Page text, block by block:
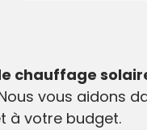
chauffage
vous aidons
à votre budget.